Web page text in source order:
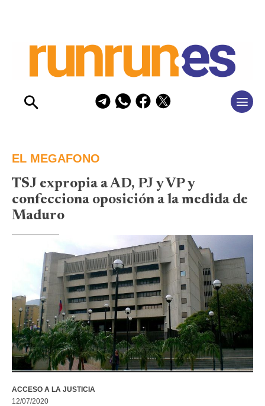
EL MEGAFONO
TSJ expropia a AD, PJ y VP y
confecciona oposición a la medida de
Maduro
ACCESO A LA JUSTICIA
12/07/2020